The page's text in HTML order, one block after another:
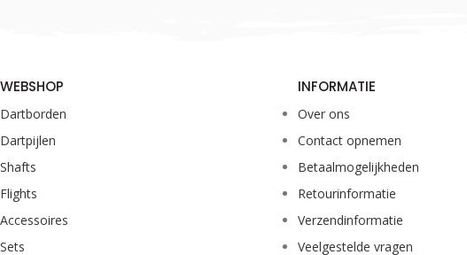
WEBSHOP
Dartborden
Dartpijlen
Shafts
Flights
Accessoires
Sets
INFORMATIE
Over ons
Contact opnemen
Betaalmogelijkheden
Retourinformatie
Verzendinformatie
Veelgestelde vragen